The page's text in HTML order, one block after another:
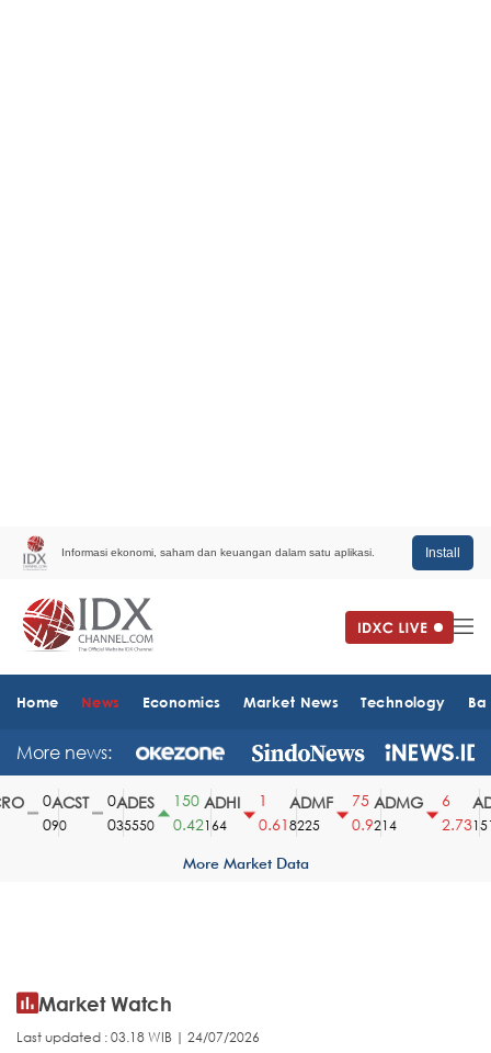
Informasi ekonomi, saham dan keuangan dalam satu aplikasi. Install
Home News Economics Market News Technology
More news:
ACST
90
ADES
35550
150
0.42
ADHI
164
0.61
ADMF
8225
75
0.9
ADMG
214
2.731510
More Market Data
Market Watch
Last updated : 03.18 WIB | 24/07/2026